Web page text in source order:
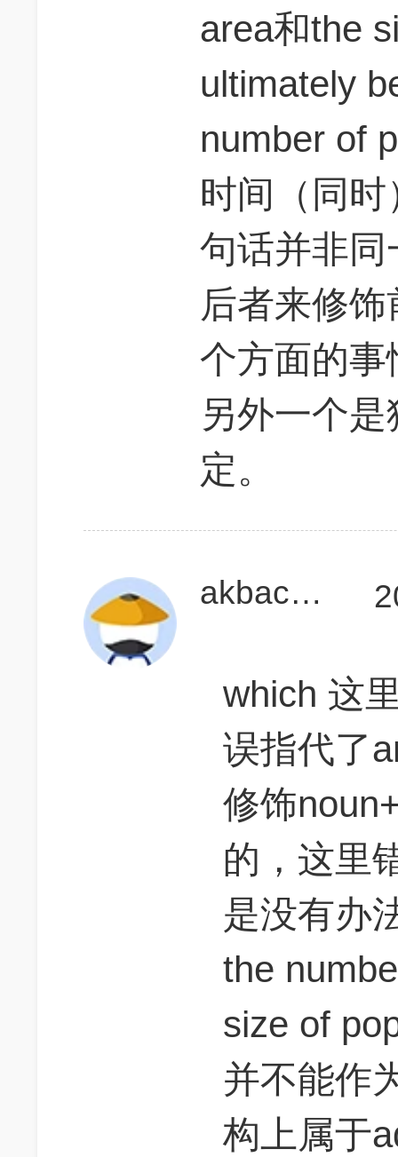
area和the
ultimately
number of
时间（同
句话并非
后者来修
个方面的
另外一个
定。
akbackup
which 这
误指代了
修饰
的，这里
是没有办
the
size of
并不能作
构上属于